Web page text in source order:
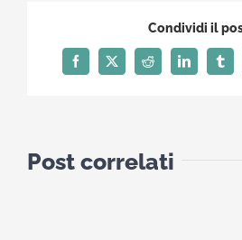
Condividi il
Facebook
X Reddit LinkedIn
Post correlati